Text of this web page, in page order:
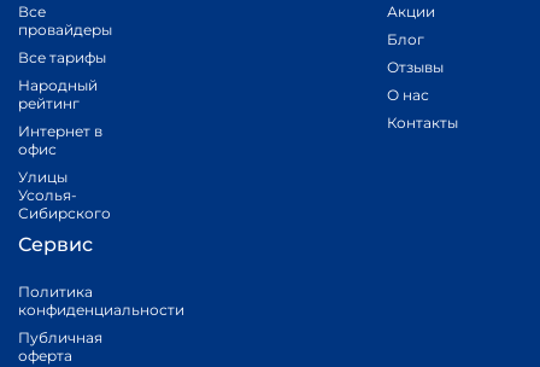
Все
провайдеры
Все тарифы
Народный
рейтинг
Интернет в
офис
Улицы
Усолья-
Сибирского
Акции
Блог
Отзывы
О нас
Контакты
Сервис
Политика
конфиденциальности
Публичная
оферта